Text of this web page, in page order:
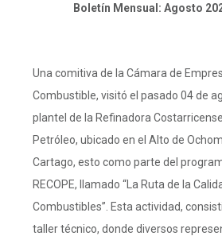
Boletín Mensual: Agosto
Una comitiva de la Cámara de
Combustible, visitó el pasado 04 de
plantel de la Refinadora
Petróleo, ubicado en el Alto de
Cartago, esto como parte del
RECOPE, llamado “La Ruta de la
Combustibles”. Esta actividad,
taller técnico, donde diversos